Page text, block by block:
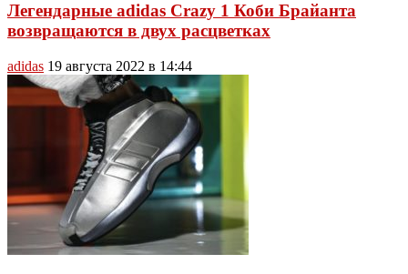
Легендарные adidas Crazy 1 Коби Брайанта
возвращаются в двух расцветках
adidas 19 августа 2022 в 14:44